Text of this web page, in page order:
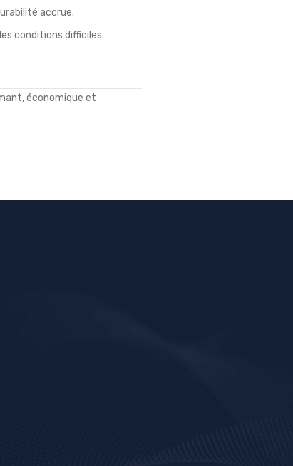
accrue.
conditions difficiles.
économique et